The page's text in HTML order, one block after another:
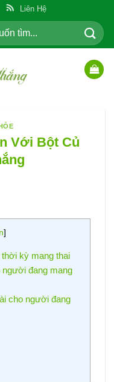
Liên Hệ
Với Bột Củ
]
kỳ mang thai
đang mang
cho người đang